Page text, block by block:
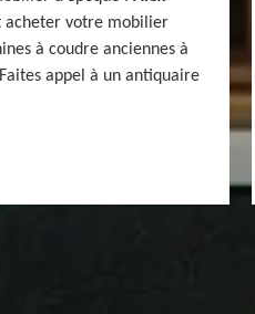
acheter votre mobilier
à coudre anciennes à
appel à un antiquaire